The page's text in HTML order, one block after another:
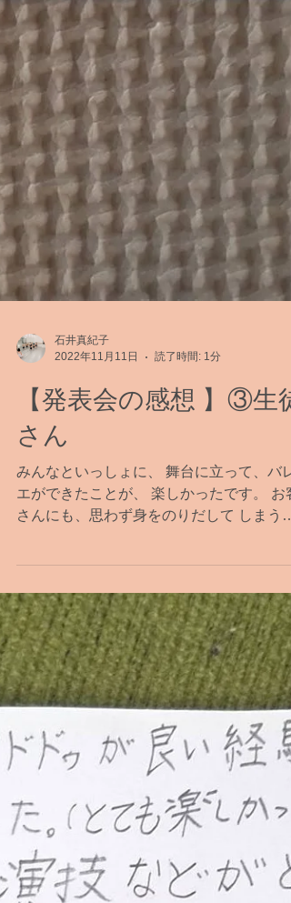
2022年11月11日
読了時間: 1分
【発表会の感想 】③生徒
さん
みんなといっしょに、 舞台に立って、バレ
って感じます。 それに、物語や、その音楽
のつくられた意味を、ちゃんとバレエの踊
に表せたと思います。...